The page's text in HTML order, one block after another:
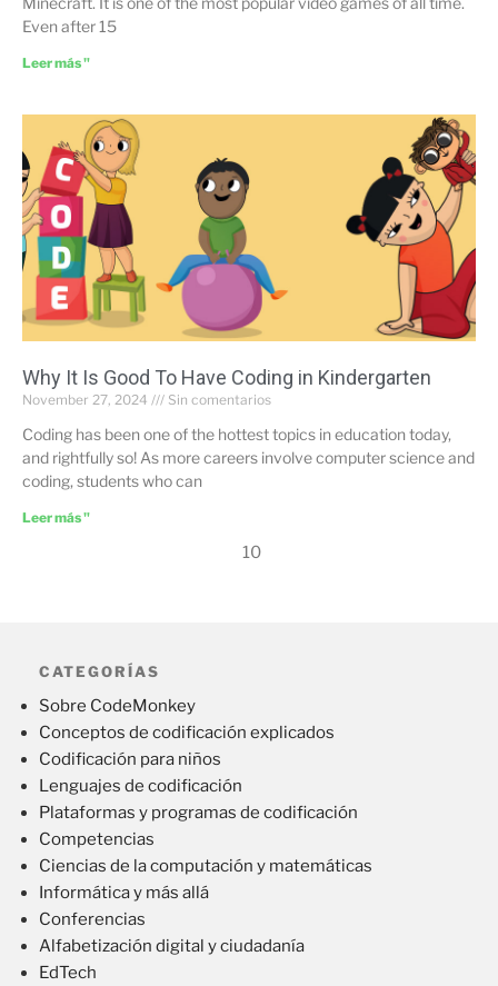
Even after 15
Leer más "
Why It Is Good To Have Coding in Kindergarten
November 27, 2024 Sin comentarios
Coding has been one of the hottest topics in education today,
and rightfully so! As more careers involve computer science and
coding, students who can
Leer más "
10
CATEGORÍAS
Sobre CodeMonkey
Conceptos de codificación explicados
Codificación para niños
Lenguajes de codificación
Plataformas y programas de codificación
Competencias
Ciencias de la computación y matemáticas
Informática y más allá
Conferencias
Alfabetización digital y ciudadanía
EdTech